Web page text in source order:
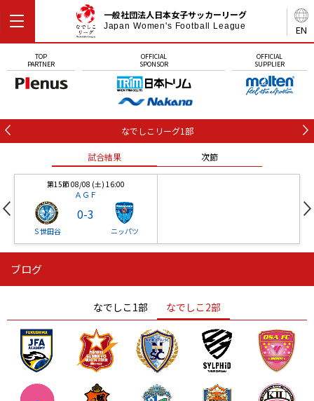
EN
一般社団法人日本女子サッカーリーグ
Japan Women's Football League
TOP
PARTNER
OFFICIAL
SPONSOR
OFFICIAL
SUPPLIER
なでしこリーグ1部
試合結果 次節
第15節 08/08 (土) 16:00
ＡＧＦ
Ｓ世田谷
0-3
ニッパツ
ニッパツ
ニッパツ 名古屋
石人の星
静岡 愛媛Ｌ
ブログ
なでしこ1部 なでしこ2部